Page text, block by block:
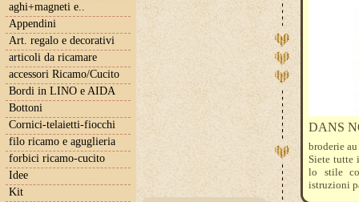
aghi+magneti e..
Appendini
Art. regalo e decorativi
articoli da ricamare
accessori Ricamo/Cucito
Bordi in LINO e AIDA
Bottoni
Cornici-telaietti-fiocchi
filo ricamo e aguglieria
forbici ricamo-cucito
Idee
Kit
DANS
broderie
Siete tutte
lo stile
istruzioni